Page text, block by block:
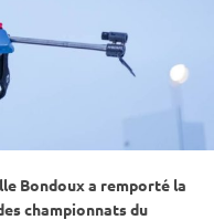
Bondoux a remporté la
championnats du